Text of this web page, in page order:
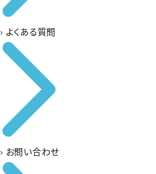
› よくある質問
› お問い合わせ